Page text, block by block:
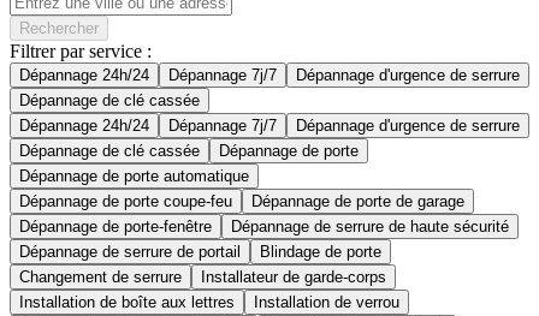
Rechercher
Filtrer par service :
Dépannage 24h/24 Dépannage 7j/7
Dépannage d'urgence de serrure
Dépannage de clé cassée
Dépannage 24h/24
Dépannage 7j/7
Dépannage d'urgence de serrure
Dépannage de clé cassée
Dépannage de porte
Dépannage de porte automatique
Dépannage de porte coupe-feu
Dépannage de porte de garage
Dépannage de porte-fenêtre
Dépannage de serrure de haute sécurité
Dépannage de serrure de portail
Blindage de porte
Changement de serrure
Installateur de garde-corps
Installation de boîte aux lettres
Installation de verrou